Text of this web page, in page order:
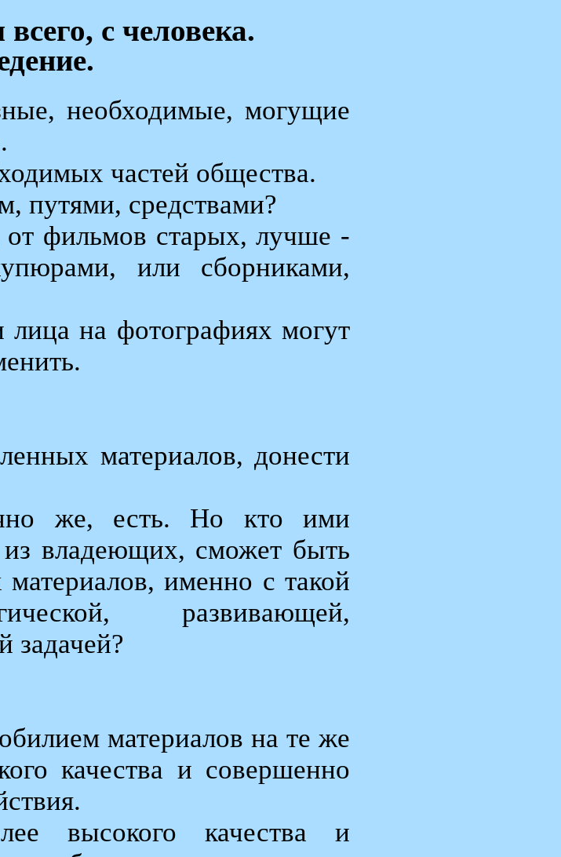
с человека.
необходимые, могущие
частей общества.
путями, средствами?
фильмов старых, лучше -
или сборниками,
на фотографиях могут
материалов, донести
же, есть. Но кто ими
владеющих, сможет быть
именно с такой
развивающей,
задачей?
материалов на те же
качества и совершенно
высокого качества и